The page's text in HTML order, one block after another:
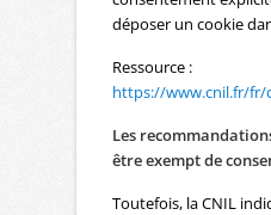
déposer un cookie
Ressource :
https://www.cnil.fr/fr/
Les
être exempt de
Toutefois, la CNIL